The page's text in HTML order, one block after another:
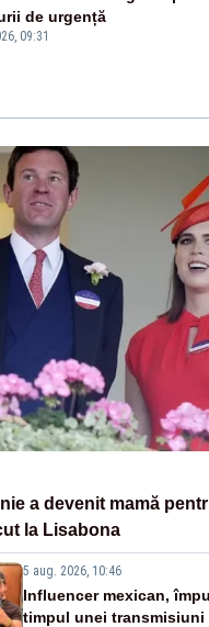
09:31
de urgență
a devenit mamă
la Lisabona
5 aug. 2026, 10:46
Influencer mexican,
timpul unei transmisiuni